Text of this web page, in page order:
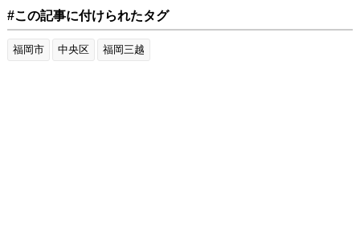
#この記事に付けられたタグ
福岡市 中央区 福岡三越